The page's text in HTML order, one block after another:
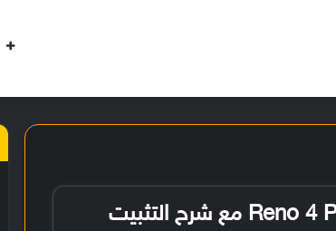
تحميل جوجل كاميرا لهاتفي اوبو Reno 4 و Reno 4 Pro مع شرح التثبيت